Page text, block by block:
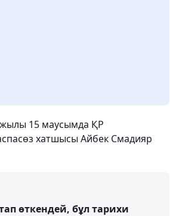
15 маусымда ҚР
хатшысы Айбек Смадияр
өткендей, бұл тарихи